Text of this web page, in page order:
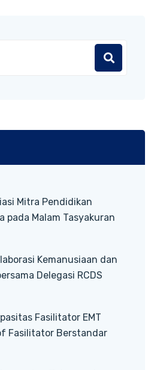
Mitra Pendidikan
pada Malam Tasyakuran
Kemanusiaan dan
Delegasi RCDS
Fasilitator EMT
Fasilitator Berstandar